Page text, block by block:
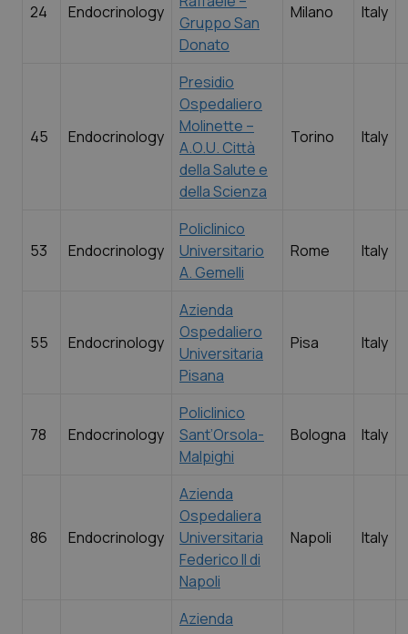
24 Endocrinology
Gruppo San
Donato
Milano Italy
45 Endocrinology
Presidio
Ospedaliero
Molinette –
A.O.U. Città
della Salute e
della Scienza
Torino Italy
53 Endocrinology
Policlinico
Universitario
A. Gemelli
Rome Italy
55 Endocrinology
Azienda
Ospedaliero
Universitaria
Pisana
Pisa Italy
78 Endocrinology
Policlinico
Sant’Orsola-
Malpighi
Bologna Italy
86 Endocrinology
Azienda
Ospedaliera
Universitaria
Federico II di
Napoli
Napoli Italy
Azienda